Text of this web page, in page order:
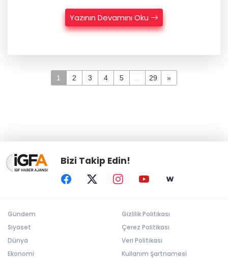
Yazının Devamını Oku
1 2 3 4 5 ... 29 »
Bizi Takip Edin!
Gündem
Siyaset
Dünya
Ekonomi
Gizlilik Politikası
Çerez Politikası
Veri Politikası
Kullanım Şartnamesi